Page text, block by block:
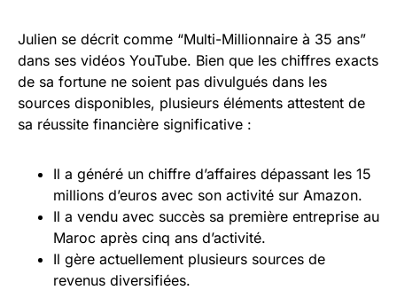
Julien se décrit comme “Multi-Millionnaire à 35 ans”
dans ses vidéos YouTube. Bien que les chiffres exacts
de sa fortune ne soient pas divulgués dans les
sources disponibles, plusieurs éléments attestent de
sa réussite financière significative :
Il a généré un chiffre d’affaires dépassant les 15
millions d’euros avec son activité sur Amazon.
Il a vendu avec succès sa première entreprise au
Maroc après cinq ans d’activité.
Il gère actuellement plusieurs sources de
revenus diversifiées.